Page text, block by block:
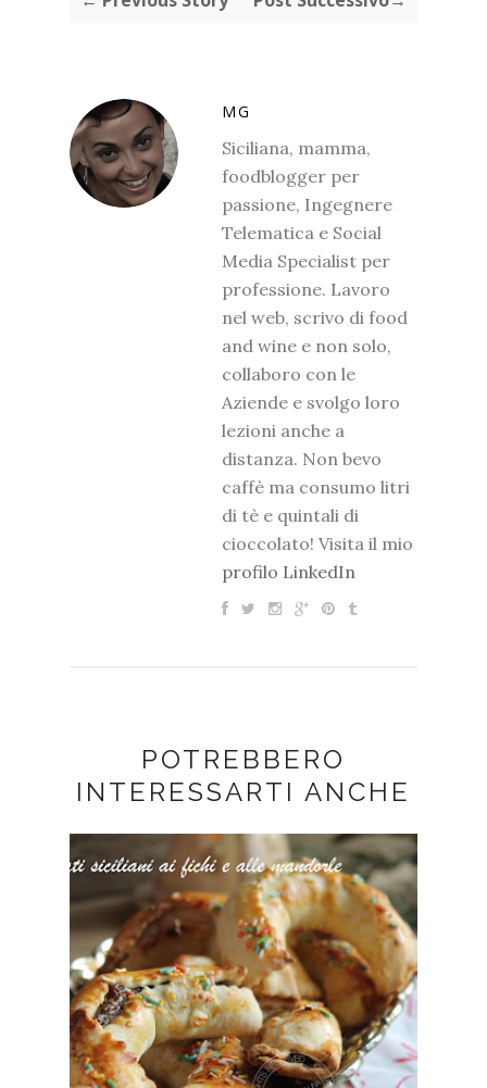
MG
Siciliana, mamma,
foodblogger per
passione, Ingegnere
Telematica e Social
Media Specialist per
professione. Lavoro
nel web, scrivo di food
and wine e non solo,
collaboro con le
Aziende e svolgo loro
lezioni anche a
distanza. Non bevo
caffè ma consumo litri
di tè e quintali di
cioccolato! Visita il mio
profilo LinkedIn
POTREBBERO
INTERESSARTI ANCHE